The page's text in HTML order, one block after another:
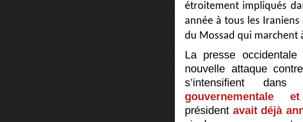
étroitement impliqués
année à tous les Iraniens
du Mossad qui marchent
La presse occidentale
nouvelle attaque
s’intensifient
gouvernementale
président avait déjà